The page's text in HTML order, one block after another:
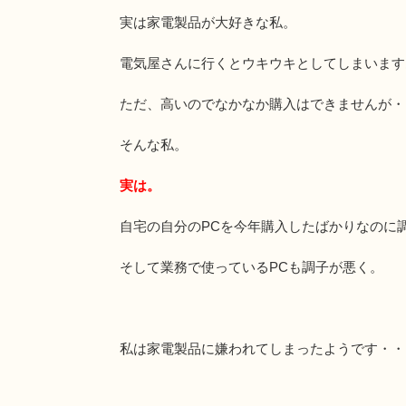
実は家電製品が大好きな私。
電気屋さんに行くとウキウキとしてしまいます
ただ、高いのでなかなか購入はできませんが・
そんな私。
実は。
自宅の自分のPCを今年購入したばかりなのに
そして業務で使っているPCも調子が悪く。
私は家電製品に嫌われてしまったようです・